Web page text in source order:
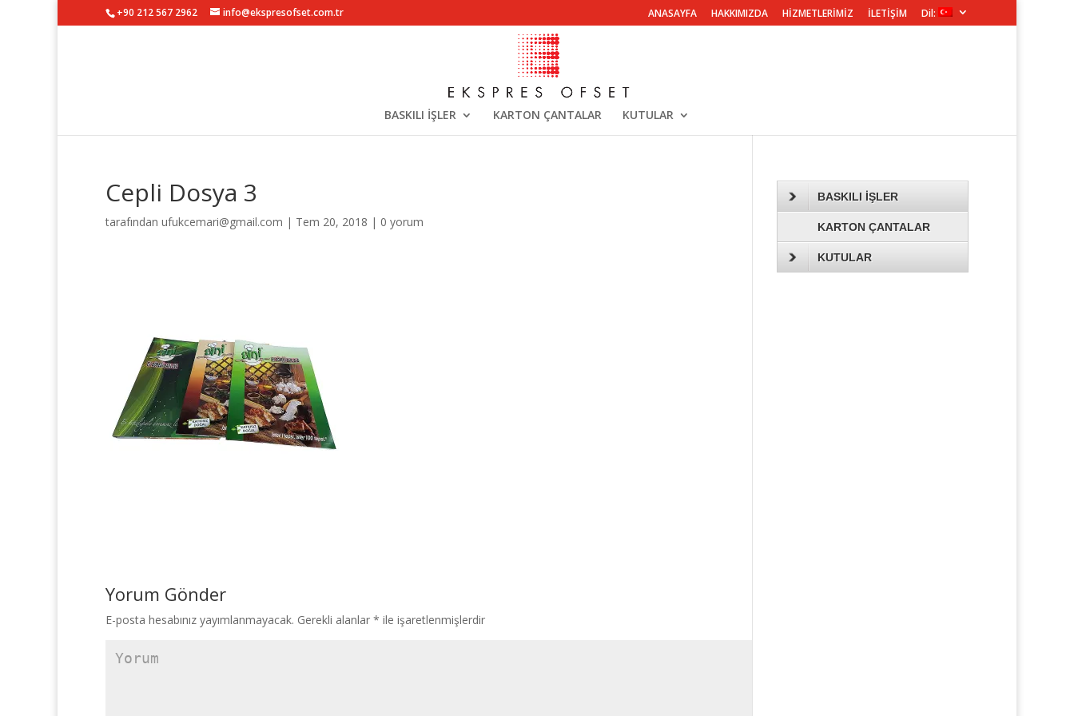
+90 212 567 2962 info@ekspresofset.com.tr ANASAYFA HAKKIMIZDA HİZMETLERİMİZ İLETİŞİM Dil:
BASKILI İŞLER KARTON ÇANTALAR KUTULAR
Cepli Dosya 3
tarafından ufukcemari@gmail.com | Tem 20, 2018 | 0 yorum
Yorum Gönder
E-posta hesabınız yayımlanmayacak. Gerekli alanlar * ile işaretlenmişlerdir
BASKILI İŞLER
KARTON ÇANTALAR
KUTULAR